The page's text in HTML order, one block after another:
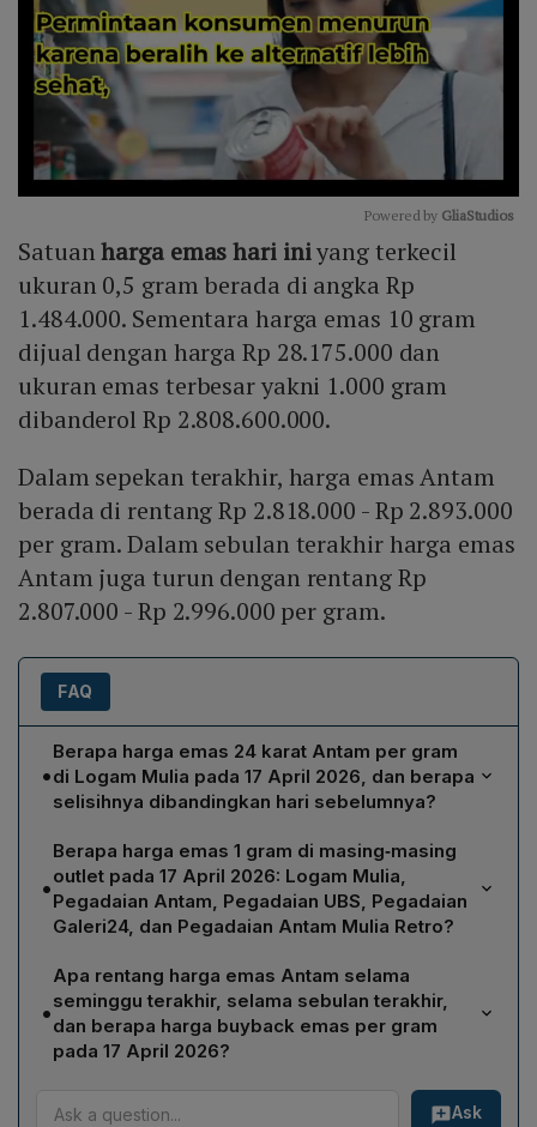
Mute
Powered by GliaStudios
Satuanharga emas hari iniyang terkecil
ukuran 0,5 gram berada di angka Rp
1.484.000. Sementara harga emas 10 gram
dijual dengan harga Rp 28.175.000 dan
ukuran emas terbesar yakni 1.000 gram
dibanderol Rp 2.808.600.000.
Dalam sepekan terakhir, harga emas Antam
berada di rentang Rp 2.818.000 - Rp 2.893.000
per gram. Dalam sebulan terakhir harga emas
Antam juga turun dengan rentang Rp
2.807.000 - Rp 2.996.000 per gram.
FAQ
•
Berapa harga emas 24 karat Antam per gram
di Logam Mulia pada 17 April 2026, dan berapa
selisihnya dibandingkan hari sebelumnya?
Harga emas 24 karat Antam di Logam Mulia pada 17
April 2026 adalah Rp 2.868.000 per gram, turun
sebesar Rp 20.000 per gram dibandingkan
perdagangan kemarin.
•
Berapa harga emas 1 gram di masing‑masing
outlet pada 17 April 2026: Logam Mulia,
Pegadaian Antam, Pegadaian UBS, Pegadaian
Galeri24, dan Pegadaian Antam Mulia Retro?
3.004.000; Pegadaian UBS: Rp 2.918.000; Pegadaian
Galeri24: Rp 2.886.000; Pegadaian Antam Mulia Retro:
Rp 2.959.000 per gram.
•
Apa rentang harga emas Antam selama
seminggu terakhir, selama sebulan terakhir,
dan berapa harga buyback emas per gram
pada 17 April 2026?
Dalam sepekan terakhir, harga emas Antam berada di
rentang Rp 2.818.000–Rp 2.893.000 per gram. Dalam
Ask